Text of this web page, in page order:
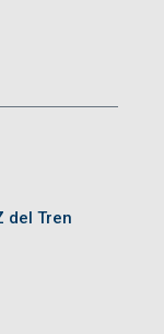
del Tren